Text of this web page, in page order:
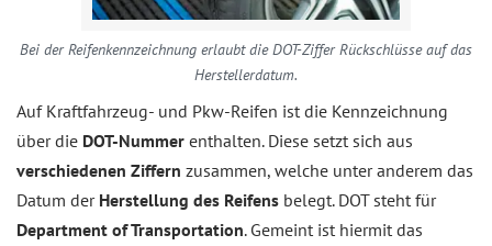
Bei der Reifenkennzeichnung erlaubt die DOT-Ziffer Rückschlüsse auf das
Herstellerdatum.
Auf Kraftfahrzeug- und Pkw-Reifen ist die Kennzeichnung
über die DOT-Nummer enthalten. Diese setzt sich aus
verschiedenen Ziffern zusammen, welche unter anderem das
Datum der Herstellung des Reifens belegt. DOT steht für
Department of Transportation. Gemeint ist hiermit das